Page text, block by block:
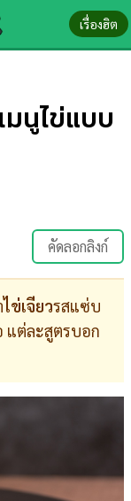
เรื่องฮิต
มนูไข่แบบ
คัดลอกลิงก์
ไข่เจียวรสแซ่บ
แต่ละสูตรบอก